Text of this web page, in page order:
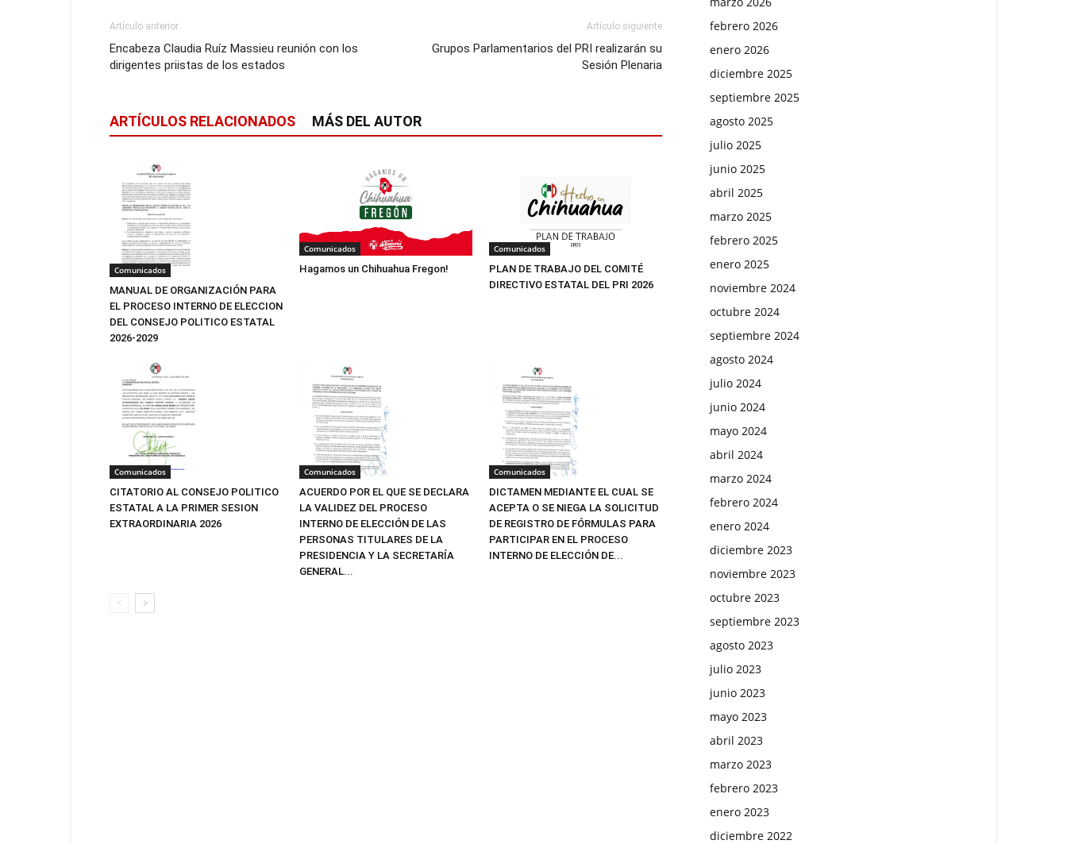
Artículo anterior
Encabeza Claudia Ruíz Massieu reunión con los
dirigentes priistas de los estados
Artículo siguiente
Grupos Parlamentarios del PRI realizarán su
Sesión Plenaria
ARTÍCULOS RELACIONADOS MÁS DEL AUTOR
Comunicados
MANUAL DE ORGANIZACIÓN PARA
EL PROCESO INTERNO DE ELECCION
DEL CONSEJO POLITICO ESTATAL
2026-2029
Comunicados
Hagamos un Chihuahua Fregon!
Comunicados
PLAN DE TRABAJO DEL COMITÉ
DIRECTIVO ESTATAL DEL PRI 2026
Comunicados
CITATORIO AL CONSEJO POLITICO
ESTATAL A LA PRIMER SESION
EXTRAORDINARIA 2026
Comunicados
ACUERDO POR EL QUE SE DECLARA
LA VALIDEZ DEL PROCESO
INTERNO DE ELECCIÓN DE LAS
PERSONAS TITULARES DE LA
PRESIDENCIA Y LA SECRETARÍA
GENERAL...
Comunicados
DICTAMEN MEDIANTE EL CUAL SE
ACEPTA O SE NIEGA LA SOLICITUD
DE REGISTRO DE FÓRMULAS PARA
PARTICIPAR EN EL PROCESO
INTERNO DE ELECCIÓN DE...
febrero 2026
enero 2026
diciembre 2025
septiembre 2025
agosto 2025
julio 2025
junio 2025
abril 2025
marzo 2025
febrero 2025
enero 2025
noviembre 2024
octubre 2024
septiembre 2024
agosto 2024
julio 2024
junio 2024
mayo 2024
abril 2024
marzo 2024
febrero 2024
enero 2024
diciembre 2023
noviembre 2023
octubre 2023
septiembre 2023
agosto 2023
julio 2023
junio 2023
mayo 2023
abril 2023
marzo 2023
febrero 2023
enero 2023
diciembre 2022